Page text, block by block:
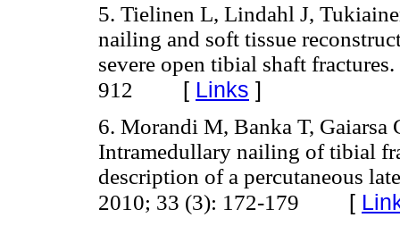
5. Tielinen L, Lindahl J,
nailing and soft tissue
severe open tibial shaft
912 [ Links ]
6. Morandi M, Banka T,
Intramedullary nailing of tibial
description of a percutaneous
2010; 33 (3): 172-179 [